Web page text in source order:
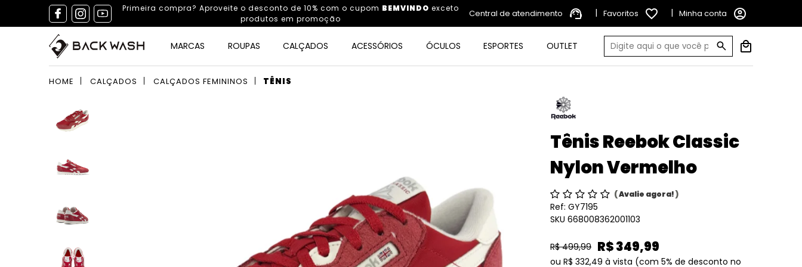
Primeira compra? Aproveite o desconto de 10% com o cupom BEMVINDO exceto
produtos em promoção
Central de atendimento support_agent | Favoritos favorite_border | Minha conta account_circle
MARCAS ROUPAS CALÇADOS ACESSÓRIOS ÓCULOS ESPORTES OUTLET
HOME CALÇADOS CALÇADOS FEMININOS TÊNIS
Tênis Reebok Classic
Nylon Vermelho
(Avalie agora!)
Ref:GY7195
SKU 668008362001103
R$ 499,99 R$ 349,99
ou R$ 332,49 à vista (com 5% de desconto no